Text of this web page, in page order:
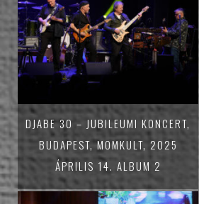
DJABE 30 – JUBILEUMI KONCERT,
BUDAPEST, MOMKULT, 2025
ÁPRILIS 14. ALBUM 2